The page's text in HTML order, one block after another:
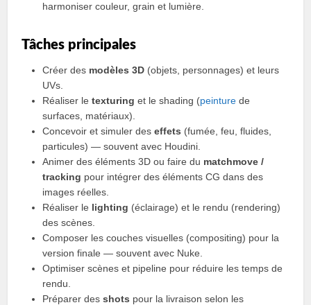
harmoniser couleur, grain et lumière.
Tâches principales
Créer des modèles 3D (objets, personnages) et leurs
UVs.
Réaliser letexturing et le shading (peinture de
surfaces, matériaux).
Concevoir et simuler deseffets (fumée, feu, fluides,
particules) — souvent avec Houdini.
Animer des éléments 3D ou faire du matchmove /
tracking pour intégrer des éléments CG dans des
images réelles.
Réaliser le lighting (éclairage) et le rendu (rendering)
des scènes.
Composer les couches visuelles (compositing) pour la
version finale — souvent avec Nuke.
Optimiser scènes et pipeline pour réduire les temps de
rendu.
Préparer desshots pour la livraison selon les